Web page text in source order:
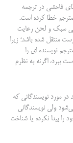
فاحشی در ترجمه
مترجم خطا کرده است.
سبک و لحن رعایت
منتقل شده باشد؛ زیرا
نویسنده ای را
ببرد، اگرنه به نظرم
در مورد نویسندگانی که
ولی نویسندگانی
را پیدا نکرده یا شناخت